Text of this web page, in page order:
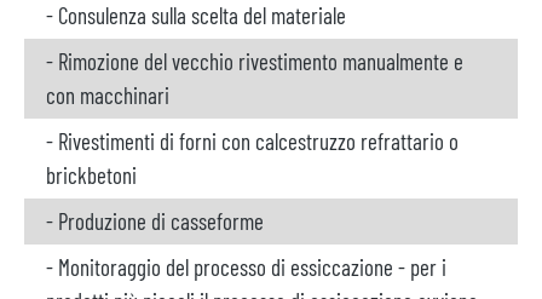
- Consulenza sulla scelta del materiale
- Rimozione del vecchio rivestimento manualmente e
con macchinari
- Rivestimenti di forni con calcestruzzo refrattario o
brickbetoni
- Produzione di casseforme
- Monitoraggio del processo di essiccazione - per i